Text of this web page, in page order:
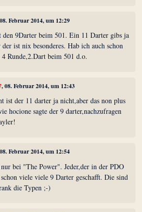
Februar 2014, um 12:29
den 9Darter beim 501. Ein 11 Darter gibs ja
der ist nix besonderes. Hab ich auch schon
4 Runde,2.Dart beim 501 d.o.
, 08. Februar 2014, um 12:43
ist der 11 darter ja nicht,aber das non plus
hocione sagte der 9 darter,nachzufragen
Februar 2014, um 12:54
bei "The Power". Jeder,der in der PDO
viele viele 9 Darter geschafft. Die sind
die Typen ;-)